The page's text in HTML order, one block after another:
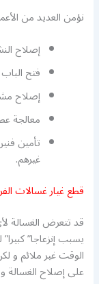
نؤمن العديد من
إصلاح
فتح
إصلاح
معالجة
تأمين
غيرهم.
قطع غيار غسالات
قد تتعرض الغسالة
يسبب إنزعاجا”
على إصلاح الغسالة و